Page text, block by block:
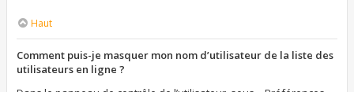
Haut
Comment puis-je masquer mon nom d’utilisateur de la liste des
utilisateurs en ligne ?